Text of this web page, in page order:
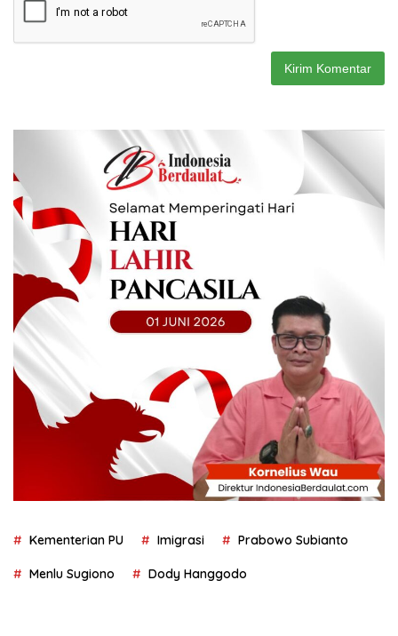
Kementerian PU Imigrasi Prabowo Subianto
Menlu Sugiono Dody Hanggodo